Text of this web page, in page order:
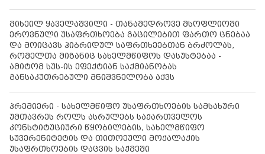
მიხეილ ყაველაშვილი - თანამედროვე მსოფლიოში
ეროვნული უსაფრთხოება გაცილებით ფართო ცნებაა
და მოიცავს ჰიბრიდულ საფრთხეებთან ბრძოლას,
რომელთა მიზანიც სახელმწიფოს დასუსტებაა -
ამიტომ სუს-ის ეფექტიან საქმიანობას
განსაკუთრებული მნიშვნელობა აქვს
პრემიერი - სახელმწიფო უსაფრთხოების სამსახური
უმთავრეს როლს ასრულებს საქართველოს
კონსტიტუციური წყობილების, სახელმწიფო
სუვერენიტეტის და თითოეული მოქალაქის
უსაფრთხოების დაცვის საქმეში